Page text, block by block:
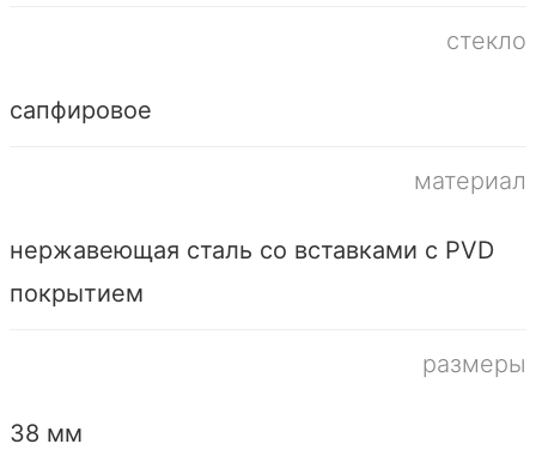
стекло
сапфировое
материал
нержавеющая сталь со вставками с PVD
покрытием
размеры
38 мм